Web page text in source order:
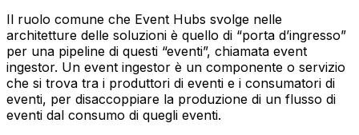
Il ruolo comune che Event Hubs svolge nelle
architetture delle soluzioni è quello di “porta d’ingresso”
per una pipeline di questi “eventi”, chiamata event
ingestor. Un event ingestor è un componente o servizio
che si trova tra i produttori di eventi e i consumatori di
eventi, per disaccoppiare la produzione di un flusso di
eventi dal consumo di quegli eventi.